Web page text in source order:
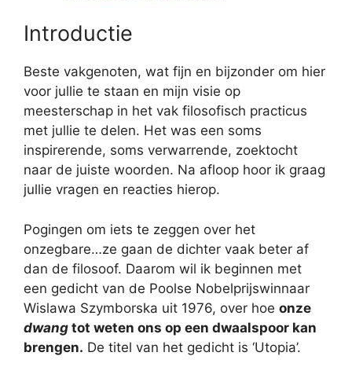
Introductie
Beste vakgenoten, wat fijn en bijzonder om hier
voor jullie te staan en mijn visie op
meesterschap in het vak filosofisch practicus
met jullie te delen. Het was een soms
inspirerende, soms verwarrende, zoektocht
naar de juiste woorden. Na afloop hoor ik graag
jullie vragen en reacties hierop.
Pogingen om iets te zeggen over het
onzegbare…ze gaan de dichter vaak beter af
dan de filosoof. Daarom wil ik beginnen met
een gedicht van de Poolse Nobelprijswinnaar
Wislawa Szymborska uit 1976, over hoe onze
dwang tot weten ons op een dwaalspoor kan
brengen. De titel van het gedicht is ‘Utopia’.